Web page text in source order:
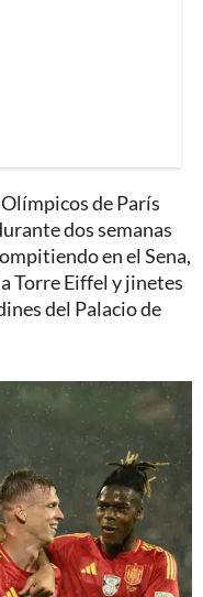
de París
dos semanas
en el Sena,
Torre Eiffel y jinetes
del Palacio de